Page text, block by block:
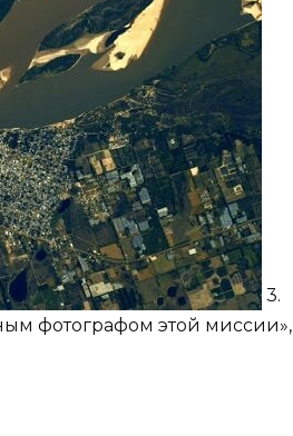
3.
фотографом этой миссии»,